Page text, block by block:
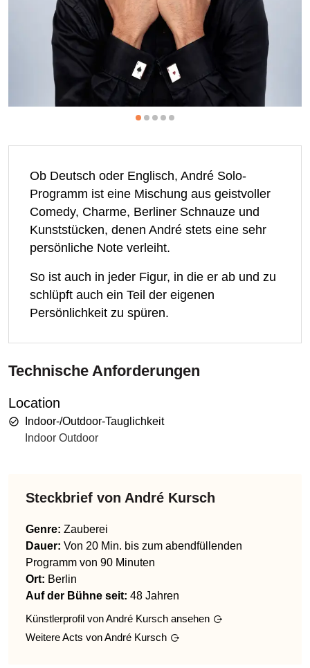
Ob Deutsch oder Englisch, André Solo-
Programm ist eine Mischung aus geistvoller
Comedy, Charme, Berliner Schnauze und
Kunststücken, denen André stets eine sehr
persönliche Note verleiht.
So ist auch in jeder Figur, in die er ab und zu
schlüpft auch ein Teil der eigenen
Persönlichkeit zu spüren.
Technische Anforderungen
Location
Indoor-/Outdoor-Tauglichkeit
Indoor Outdoor
Steckbrief von André Kursch
Genre: Zauberei
Dauer: Von 20 Min. bis zum abendfüllenden
Programm von 90 Minuten
Ort: Berlin
Auf der Bühne seit: 48 Jahren
Künstlerprofil vonAndré Kursch ansehen
Weitere Acts vonAndré Kursch